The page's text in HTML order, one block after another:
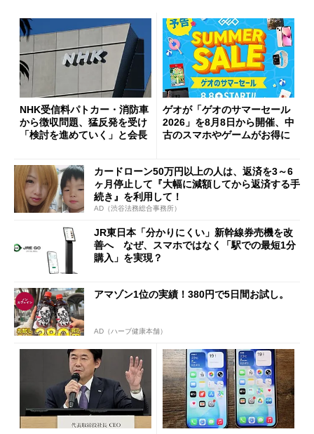
NHK受信料パトカー・消防車
から徴収問題、猛反発を受け
「検討を進めていく」と会長
ゲオが「ゲオのサマーセール
2026」を8月8日から開催、中
古のスマホやゲームがお得に
カードローン50万円以上の人は、返済を3～6
ヶ月停止して『大幅に減額してから返済する手
続き』を利用して！
AD（渋谷法務総合事務所）
JR東日本「分かりにくい」新幹線券売機を改
善へ なぜ、スマホではなく「駅での最短1分
購入」を実現？
アマゾン1位の実績！380円で5日間お試し。
AD（ハーブ健康本舗）